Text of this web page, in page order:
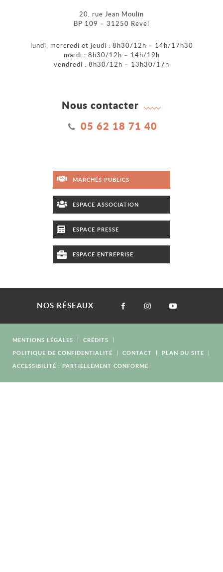
20, rue Jean Moulin
BP 109 – 31250 Revel
lundi, mercredi et jeudi : 8h30/12h – 14h/17h30
mardi : 8h30/12h – 14h/19h
vendredi : 8h30/12h – 13h30/17h
Nous contacter
05 62 18 71 40
MARCHÉS PUBLICS
ESPACE ASSOCIATION
ESPACE PRESSE
ESPACE ENTREPRISE
NOS RÉSEAUX
MENTIONS LÉGALES
CRÉDITS
POLITIQUE DE CONFIDENTIALITÉ
CONTACT
PLAN DU SITE
ACCESSIBILITÉ : PARTIELLEMENT CONFORME